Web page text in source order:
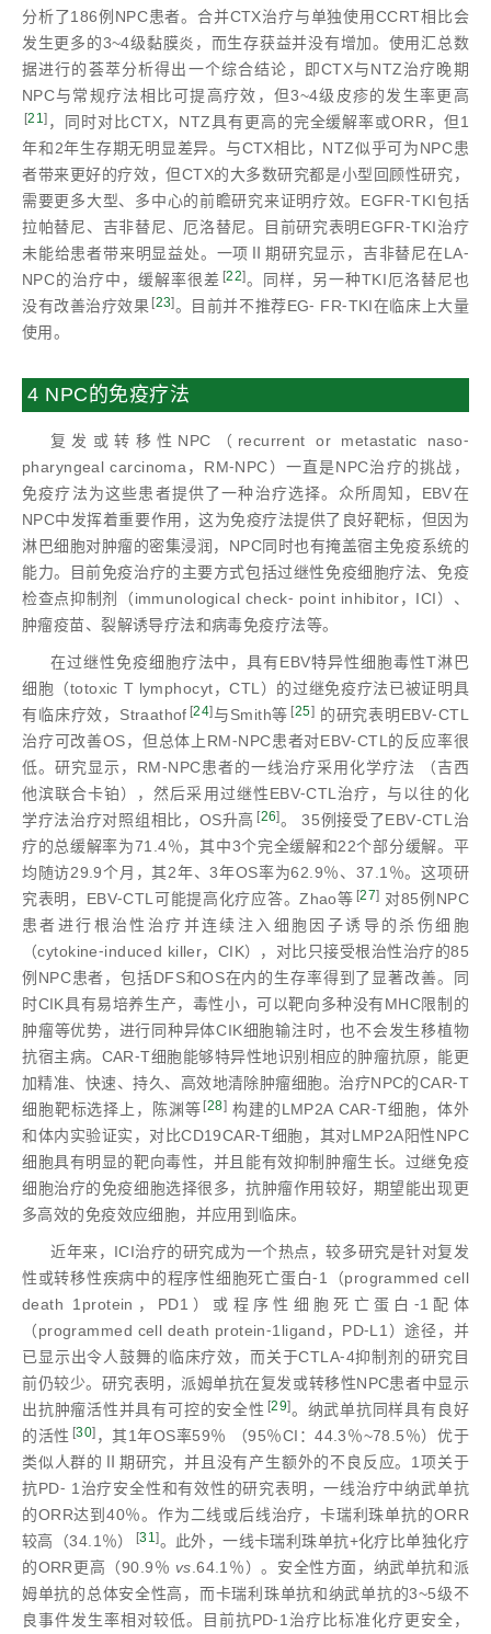
分析了186例NPC患者。合并CTX治疗与单独使用CCRT相比会
发生更多的3~4级黏膜炎，而生存获益并没有增加。使用汇总数
据进行的荟萃分析得出一个综合结论，即CTX与NTZ治疗晚期
NPC与常规疗法相比可提高疗效，但3~4级皮疹的发生率更高
[21] ，同时对比CTX，NTZ具有更高的完全缓解率或ORR，但1
年和2年生存期无明显差异。与CTX相比，NTZ似乎可为NPC患
者带来更好的疗效，但CTX的大多数研究都是小型回顾性研究，
需要更多大型、多中心的前瞻研究来证明疗效。EGFR⁃TKI包括
拉帕替尼、吉非替尼、厄洛替尼。目前研究表明EGFR⁃TKI治疗
未能给患者带来明显益处。一项Ⅱ期研究显示，吉非替尼在LA⁃
NPC的治疗中，缓解率很差 [22]。同样，另一种TKI厄洛替尼也
没有改善治疗效果 [23]。目前并不推荐EG⁃ FR⁃TKI在临床上大量
使用。
4 NPC的免疫疗法
复发或转移性NPC（recurrent or metastatic naso⁃
pharyngeal carcinoma，RM⁃NPC）一直是NPC治疗的挑战，
免疫疗法为这些患者提供了一种治疗选择。众所周知，EBV在
NPC中发挥着重要作用，这为免疫疗法提供了良好靶标，但因为
淋巴细胞对肿瘤的密集浸润，NPC同时也有掩盖宿主免疫系统的
能力。目前免疫治疗的主要方式包括过继性免疫细胞疗法、免疫
检查点抑制剂（immunological check⁃ point inhibitor，ICI）、
肿瘤疫苗、裂解诱导疗法和病毒免疫疗法等。
在过继性免疫细胞疗法中，具有EBV特异性细胞毒性T淋巴
细胞（totoxic T lymphocyt，CTL）的过继免疫疗法已被证明具
有临床疗效，Straathof [24]与Smith等 [25]的研究表明EBV⁃CTL
治疗可改善OS，但总体上RM⁃NPC患者对EBV⁃CTL的反应率很
低。研究显示，RM⁃NPC患者的一线治疗采用化学疗法 （吉西
他滨联合卡铂），然后采用过继性EBV⁃CTL治疗，与以往的化
学疗法治疗对照组相比，OS升高 [26]。 35例接受了EBV⁃CTL治
疗的总缓解率为71.4％，其中3个完全缓解和22个部分缓解。平
均随访29.9个月，其2年、3年OS率为62.9％、37.1％。这项研
究表明，EBV⁃CTL可能提高化疗应答。Zhao等 [27] 对85例NPC
患者进行根治性治疗并连续注入细胞因子诱导的杀伤细胞
（cytokine⁃induced killer，CIK），对比只接受根治性治疗的85
例NPC患者，包括DFS和OS在内的生存率得到了显著改善。同
时CIK具有易培养生产，毒性小，可以靶向多种没有MHC限制的
肿瘤等优势，进行同种异体CIK细胞输注时，也不会发生移植物
抗宿主病。CAR⁃T细胞能够特异性地识别相应的肿瘤抗原，能更
加精准、快速、持久、高效地清除肿瘤细胞。治疗NPC的CAR⁃T
细胞靶标选择上，陈渊等 [28] 构建的LMP2A CAR⁃T细胞，体外
和体内实验证实，对比CD19CAR⁃T细胞，其对LMP2A阳性NPC
细胞具有明显的靶向毒性，并且能有效抑制肿瘤生长。过继免疫
细胞治疗的免疫细胞选择很多，抗肿瘤作用较好，期望能出现更
多高效的免疫效应细胞，并应用到临床。
近年来，ICI治疗的研究成为一个热点，较多研究是针对复发
性或转移性疾病中的程序性细胞死亡蛋白⁃1（programmed cell
death 1protein，PD1）或程序性细胞死亡蛋白⁃1配体
（programmed cell death protein⁃1ligand，PD⁃L1）途径，并
已显示出令人鼓舞的临床疗效，而关于CTLA⁃4抑制剂的研究目
前仍较少。研究表明，派姆单抗在复发或转移性NPC患者中显示
出抗肿瘤活性并具有可控的安全性 [29]。纳武单抗同样具有良好
的活性 [30] ，其1年OS率59％ （95％CI：44.3％~78.5％）优于
类似人群的Ⅱ期研究，并且没有产生额外的不良反应。1项关于
抗PD⁃ 1治疗安全性和有效性的研究表明，一线治疗中纳武单抗
的ORR达到40％。作为二线或后线治疗，卡瑞利珠单抗的ORR
较高（34.1％）
[31]。此外，一线卡瑞利珠单抗+化疗比单独化疗
的ORR更高（90.9％ vs .64.1％）。安全性方面，纳武单抗和派
姆单抗的总体安全性高，而卡瑞利珠单抗和纳武单抗的3~5级不
良事件发生率相对较低。目前抗PD⁃1治疗比标准化疗更安全，